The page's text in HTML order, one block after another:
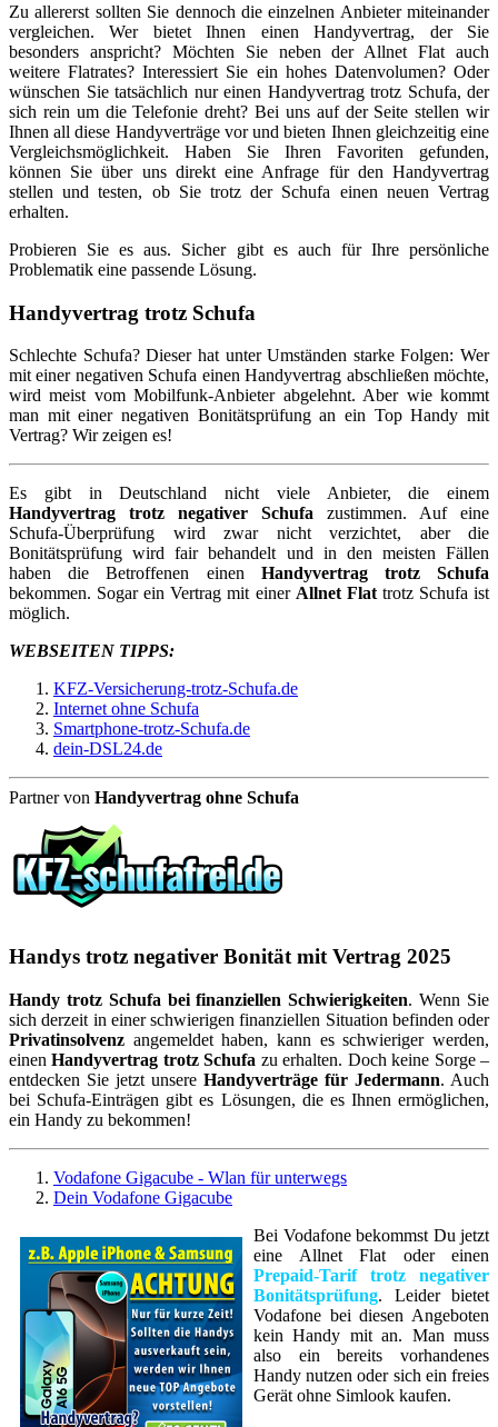
Zu allererst sollten Sie dennoch die einzelnen Anbieter miteinander
vergleichen. Wer bietet Ihnen einen Handyvertrag, der Sie
besonders anspricht? Möchten Sie neben der Allnet Flat auch
weitere Flatrates? Interessiert Sie ein hohes Datenvolumen? Oder
wünschen Sie tatsächlich nur einen Handyvertrag trotz Schufa, der
sich rein um die Telefonie dreht? Bei uns auf der Seite stellen wir
Ihnen all diese Handyverträge vor und bieten Ihnen gleichzeitig eine
Vergleichsmöglichkeit. Haben Sie Ihren Favoriten gefunden,
können Sie über uns direkt eine Anfrage für den Handyvertrag
stellen und testen, ob Sie trotz der Schufa einen neuen Vertrag
erhalten.
Probieren Sie es aus. Sicher gibt es auch für Ihre persönliche
Problematik eine passende Lösung.
Handyvertrag trotz Schufa
Schlechte Schufa? Dieser hat unter Umständen starke Folgen: Wer
mit einer negativen Schufa einen Handyvertrag abschließen möchte,
wird meist vom Mobilfunk-Anbieter abgelehnt. Aber wie kommt
man mit einer negativen Bonitätsprüfung an ein Top Handy mit
Vertrag? Wir zeigen es!
Es gibt in Deutschland nicht viele Anbieter, die einem
Handyvertrag trotz negativer Schufa zustimmen. Auf eine
Schufa-Überprüfung wird zwar nicht verzichtet, aber die
Bonitätsprüfung wird fair behandelt und in den meisten Fällen
haben die Betroffenen einen Handyvertrag trotz Schufa
bekommen. Sogar ein Vertrag mit einer Allnet Flattrotz Schufa ist
möglich.
WEBSEITEN TIPPS:
KFZ-Versicherung-trotz-Schufa.de
Internet ohne Schufa
Smartphone-trotz-Schufa.de
dein-DSL24.de
Partner von Handyvertrag ohne Schufa
Handys trotz negativer Bonität mit Vertrag 2025
Handy trotz Schufa bei finanziellen Schwierigkeiten. Wenn Sie
sich derzeit in einer schwierigen finanziellen Situation befinden oder
Privatinsolvenz angemeldet haben, kann es schwieriger werden,
einenHandyvertrag trotz Schufa zu erhalten. Doch keine Sorge –
entdecken Sie jetzt unsere Handyverträge für Jedermann. Auch
bei Schufa-Einträgen gibt es Lösungen, die es Ihnen ermöglichen,
ein Handy zu bekommen!
Vodafone Gigacube - Wlan für unterwegs
Dein Vodafone Gigacube
Bei Vodafone bekommst Du jetzt
eine Allnet Flat oder einen
Prepaid-Tarif trotz negativer
Bonitätsprüfung. Leider bietet
Vodafone bei diesen Angeboten
kein Handy mit an. Man muss
also ein bereits vorhandenes
Handy nutzen oder sich ein freies
Gerät ohne Simlook kaufen.